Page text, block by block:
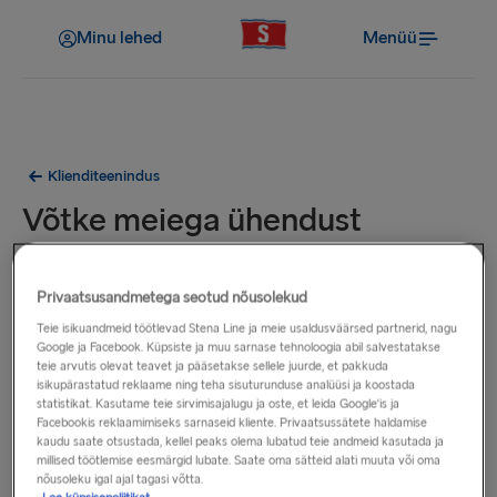
Minu lehed Menüü
Klienditeenindus
Võtke meiega ühendust
leiate vastused paljudele levinud küsimustele.
Kui te ei leia oma küsimusele vastust, kasutage allpool
toodud kontaktandmeid, et saata oma päring asjaomasele
osakonnale ning võtame teiega esimesel võimalusel
ühendust.
Privaatsusandmetega seotud nõusolekud
Teie isikuandmeid töötlevad Stena Line ja meie usaldusväärsed partnerid, nagu
Google ja Facebook. Küpsiste ja muu sarnase tehnoloogia abil salvestatakse
teie arvutis olevat teavet ja pääsetakse sellele juurde, et pakkuda
isikupärastatud reklaame ning teha sisuturunduse analüüsi ja koostada
statistikat. Kasutame teie sirvimisajalugu ja oste, et leida Google'is ja
Facebookis reklaamimiseks sarnaseid kliente. Privaatsussätete haldamise
kaudu saate otsustada, kellel peaks olema lubatud teie andmeid kasutada ja
millised töötlemise eesmärgid lubate. Saate oma sätteid alati muuta või oma
nõusoleku igal ajal tagasi võtta.